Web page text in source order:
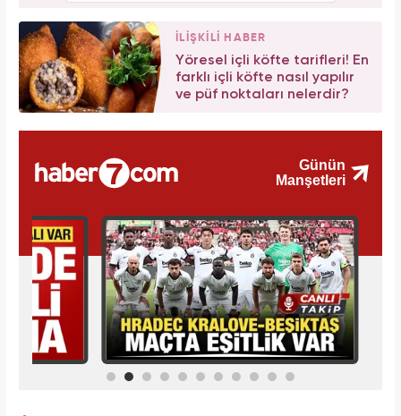
İLİŞKİLİ HABER
Yöresel içli köfte tarifleri! En
farklı içli köfte nasıl yapılır
ve püf noktaları nelerdir?